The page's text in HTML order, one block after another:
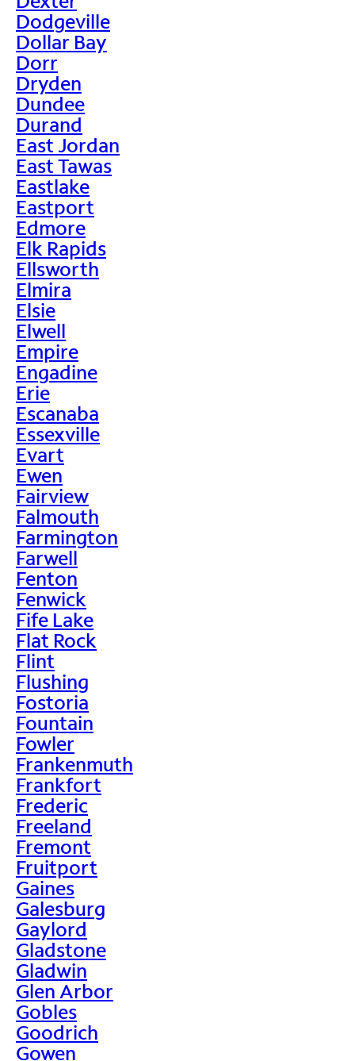
Dodgeville
Dollar Bay
Dorr
Dryden
Dundee
Durand
East Jordan
East Tawas
Eastlake
Eastport
Edmore
Elk Rapids
Ellsworth
Elmira
Elsie
Elwell
Empire
Engadine
Erie
Escanaba
Essexville
Evart
Ewen
Fairview
Falmouth
Farmington
Farwell
Fenton
Fenwick
Fife Lake
Flat Rock
Flint
Flushing
Fostoria
Fountain
Fowler
Frankenmuth
Frankfort
Frederic
Freeland
Fremont
Fruitport
Gaines
Galesburg
Gaylord
Gladstone
Gladwin
Glen Arbor
Gobles
Goodrich
Gowen